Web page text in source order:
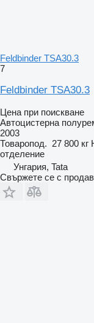
Feldbinder TSA30.3
7
Feldbinder TSA30.3
Цена при поискване
Автоцистерна
2003
Товаропод. 27 800 кг
отделение
Унгария, Tata
Свържете се с